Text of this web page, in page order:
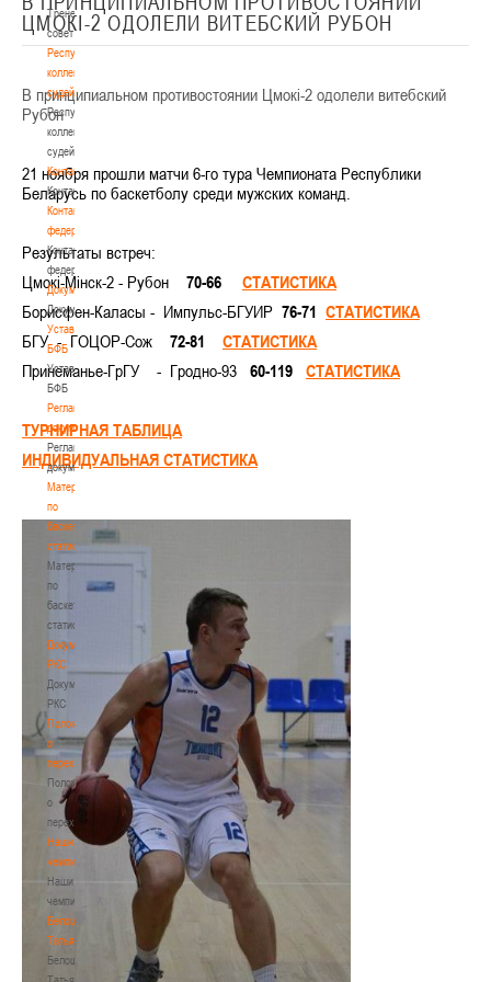
Тренерский
совет
Республиканская
коллегия
судей
Республиканская
коллегия
судей
Контакты
Контакты
Контакты
федерации
Контакты
федерации
Документы
Документы
Устав
БФБ
Устав
БФБ
Регламентирующие
документы
Регламентирующие
документы
Материалы
по
баскетбольной
статистике
Материалы
по
баскетбольной
статистике
Документы
РКС
Документы
РКС
Положение
о
переходах
Положение
о
переходах
Наши
чемпионы
Наши
чемпионы
Белошапко
Татьяна
Белошапко
Татьяна
ЦМОКI-2 ОДОЛЕЛИ ВИТЕБСКИЙ РУБОН
В принципиальном противостоянии Цмокi-2 одолели витебский
Рубон
21 ноября прошли матчи 6-го тура Чемпионата Республики
Беларусь по баскетболу среди мужских команд.
Результаты встреч:
Цмокi-Мiнск-2 - Рубон 70-66
СТАТИСТИКА
Борисфен-Каласы - Импульс-БГУИР 76-71 СТАТИСТИКА
БГУ - ГОЦОР-Сож
72-81
СТАТИСТИКА
Принеманье-ГрГУ
- Гродно-93 60-119 СТАТИСТИКА
ТУРНИРНАЯ ТАБЛИЦА
ИНДИВИДУАЛЬНАЯ СТАТИСТИКА